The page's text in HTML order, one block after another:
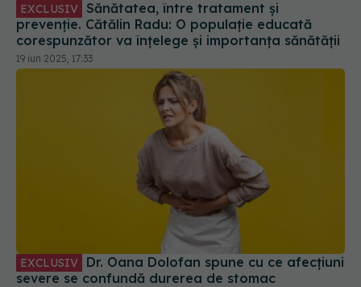
EXCLUSIV
prevenție. Cătălin Radu: O populație educată
corespunzător va înțelege și importanța sănătății
19 iun 2025, 17:33
EXCLUSIV
severe se confundă durerea de stomac